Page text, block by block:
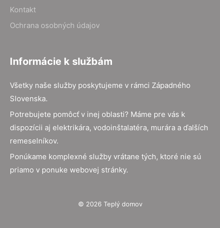
Kontakt
Ochrana osobných údajov
Informácie k službám
Všetky naše služby poskytujeme v rámci Západného
Slovenska.
Potrebujete pomôcť v inej oblasti? Máme pre vás k
dispozícii aj elektrikára, vodoinštalatéra, murára a ďalších
remeselníkov.
Ponúkame komplexné služby vrátane tých, ktoré nie sú
priamo v ponuke webovej stránky.
© 2026 Teplý domov